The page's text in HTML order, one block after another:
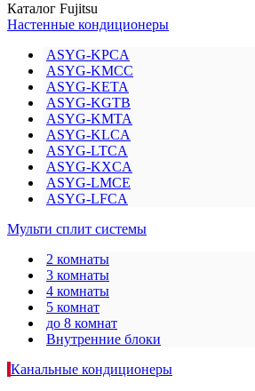
Каталог Fujitsu
Настенные кондиционеры
ASYG-KPCA
ASYG-KMCC
ASYG-KETA
ASYG-KGTB
ASYG-KMTA
ASYG-KLCA
ASYG-LTCA
ASYG-KXCA
ASYG-LMCE
ASYG-LFCA
Мульти сплит системы
2 комнаты
3 комнаты
4 комнаты
5 комнат
до 8 комнат
Внутренние блоки
Канальные кондиционеры